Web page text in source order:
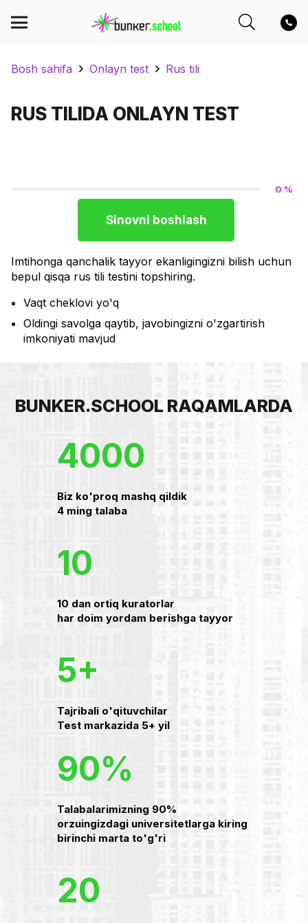
Bosh sahifa Onlayn test Rus tili
RUS TILIDA ONLAYN TEST
0 %
Sinovni boshlash
Imtihonga qanchalik tayyor ekanligingizni bilish uchun
bepul qisqa rus tili testini topshiring.
Vaqt cheklovi yo'q
Oldingi savolga qaytib, javobingizni o'zgartirish
imkoniyati mavjud
BUNKER.SCHOOL RAQAMLARDA
4000
Biz ko'proq mashq qildik
4 ming talaba
10
10 dan ortiq kuratorlar
har doim yordam berishga tayyor
5+
Tajribali o'qituvchilar
Test markazida 5+ yil
90%
Talabalarimizning 90%
orzuingizdagi universitetlarga kiring
birinchi marta to'g'ri
20